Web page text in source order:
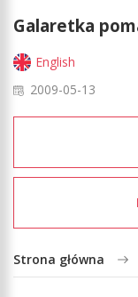
Galaretka
English
2009-05-13
Strona główna